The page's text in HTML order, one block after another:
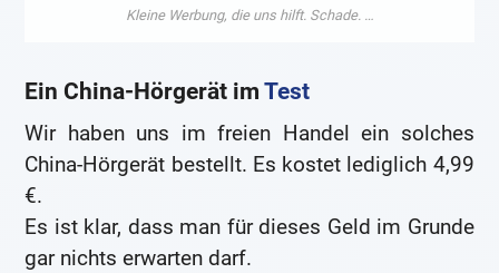
Ein China-Hörgerät imTest
Wir haben uns im freien Handel ein solches
China-Hörgerät bestellt. Es kostet lediglich 4,99
€.
Es ist klar, dass man für dieses Geld im Grunde
gar nichts erwarten darf.